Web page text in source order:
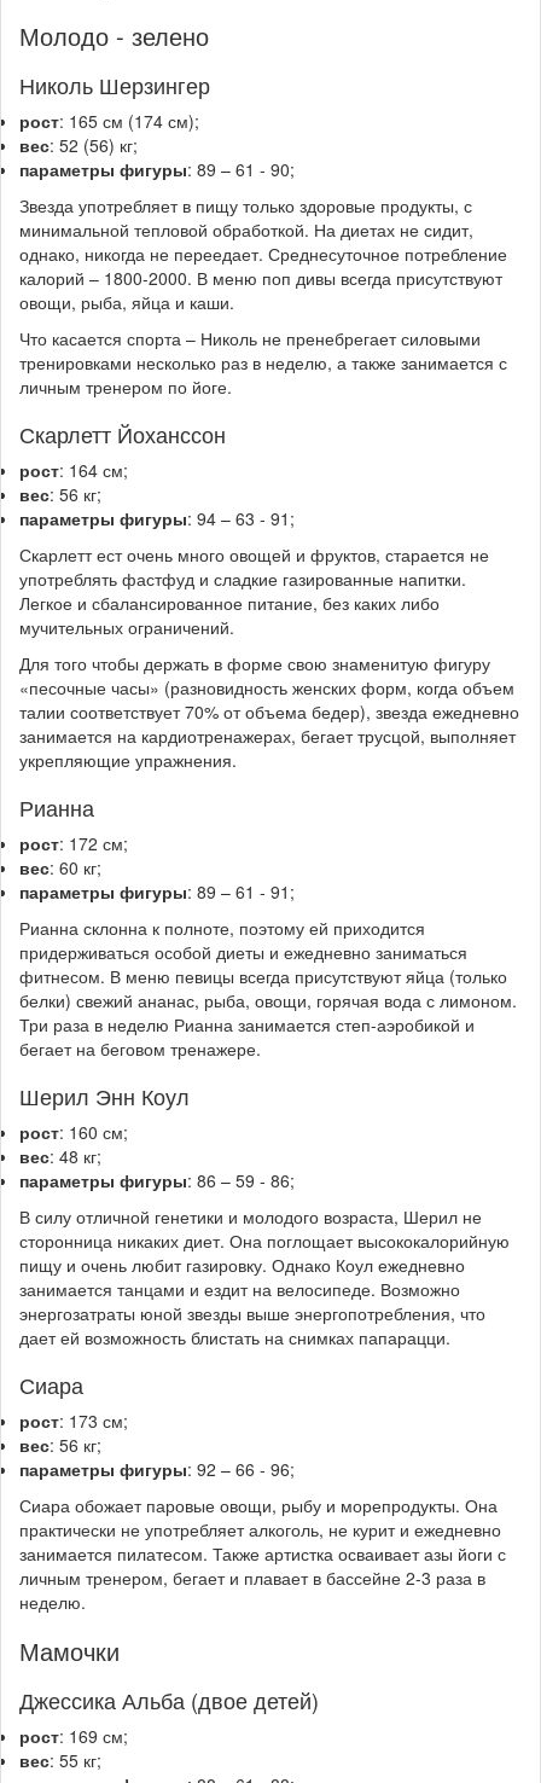
Молодо - зелено
Николь Шерзингер
рост: 165 см (174 см);
вес: 52 (56) кг;
параметры фигуры: 89 – 61 - 90;
Звезда употребляет в пищу только здоровые продукты, с
минимальной тепловой обработкой. На диетах не сидит,
однако, никогда не переедает. Среднесуточное потребление
калорий – 1800-2000. В меню поп дивы всегда присутствуют
овощи, рыба, яйца и каши.
Что касается спорта – Николь не пренебрегает силовыми
тренировками несколько раз в неделю, а также занимается с
личным тренером по йоге.
Скарлетт Йоханссон
рост: 164 см;
вес: 56 кг;
параметры фигуры: 94 – 63 - 91;
Скарлетт ест очень много овощей и фруктов, старается не
употреблять фастфуд и сладкие газированные напитки.
Легкое и сбалансированное питание, без каких либо
мучительных ограничений.
Для того чтобы держать в форме свою знаменитую фигуру
«песочные часы» (разновидность женских форм, когда объем
талии соответствует 70% от объема бедер), звезда ежедневно
занимается на кардиотренажерах, бегает трусцой, выполняет
укрепляющие упражнения.
Рианна
рост: 172 см;
вес: 60 кг;
параметры фигуры: 89 – 61 - 91;
Рианна склонна к полноте, поэтому ей приходится
придерживаться особой диеты и ежедневно заниматься
фитнесом. В меню певицы всегда присутствуют яйца (только
белки) свежий ананас, рыба, овощи, горячая вода с лимоном.
Три раза в неделю Рианна занимается степ-аэробикой и
бегает на беговом тренажере.
Шерил Энн Коул
рост: 160 см;
вес: 48 кг;
параметры фигуры: 86 – 59 - 86;
В силу отличной генетики и молодого возраста, Шерил не
сторонница никаких диет. Она поглощает высококалорийную
пищу и очень любит газировку. Однако Коул ежедневно
занимается танцами и ездит на велосипеде. Возможно
энергозатраты юной звезды выше энергопотребления, что
дает ей возможность блистать на снимках папарацци.
Сиара
рост: 173 см;
вес: 56 кг;
параметры фигуры: 92 – 66 - 96;
Сиара обожает паровые овощи, рыбу и морепродукты. Она
практически не употребляет алкоголь, не курит и ежедневно
занимается пилатесом. Также артистка осваивает азы йоги с
личным тренером, бегает и плавает в бассейне 2-3 раза в
неделю.
Мамочки
Джессика Альба (двое детей)
рост: 169 см;
вес: 55 кг;